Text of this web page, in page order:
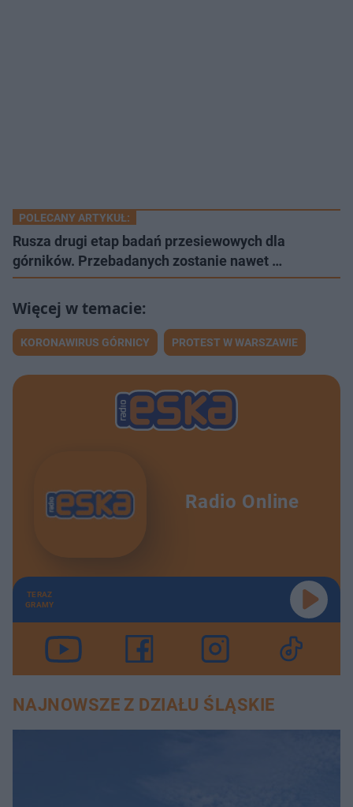
POLECANY ARTYKUŁ:
Rusza drugi etap badań przesiewowych dla
górników. Przebadanych zostanie nawet …
KORONAWIRUS GÓRNICY PROTEST W WARSZAWIE
Radio Online
TERAZ
GRAMY
NAJNOWSZE Z DZIAŁU ŚLĄSKIE